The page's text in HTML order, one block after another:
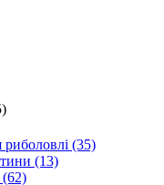
риболовлі (35)
(13)